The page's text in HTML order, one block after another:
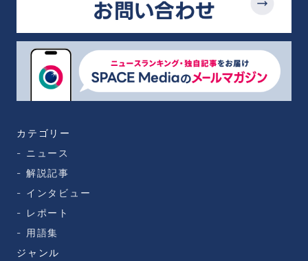
カテゴリー
ニュース
解説記事
インタビュー
レポート
用語集
ジャンル